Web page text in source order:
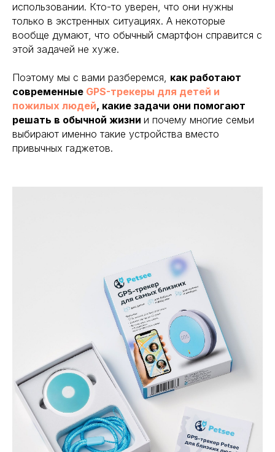
использовании. Кто-то уверен, что они нужны
только в экстренных ситуациях. А некоторые
вообще думают, что обычный смартфон справится с
этой задачей не хуже.
Поэтому мы с вами разберемся, как работают
современные GPS-трекеры для детей и
пожилых людей, какие задачи они помогают
решать в обычной жизни и почему многие семьи
выбирают именно такие устройства вместо
привычных гаджетов.